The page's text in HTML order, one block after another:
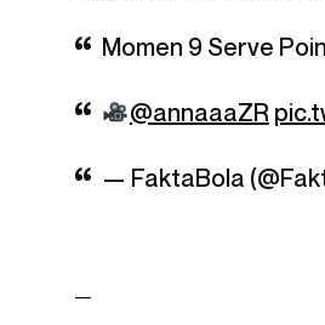
Momen 9 Serve
@annaaaZR
— FaktaBola
—